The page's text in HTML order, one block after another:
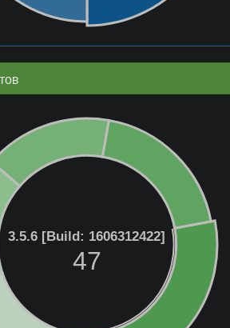
3.5.6 [Build: 1606312422]
47